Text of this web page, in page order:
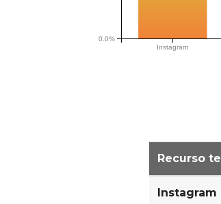
Instagram
0.0%
Recurso
Instagram